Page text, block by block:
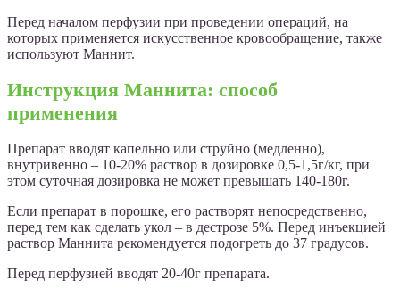
Перед началом перфузии при проведении операций, на
которых применяется искусственное кровообращение, также
используют Маннит.
Инструкция Маннита: способ
применения
Препарат вводят капельно или струйно (медленно),
внутривенно – 10-20% раствор в дозировке 0,5-1,5г/кг, при
этом суточная дозировка не может превышать 140-180г.
Если препарат в порошке, его растворят непосредственно,
перед тем как сделать укол – в дестрозе 5%. Перед инъекцией
раствор Маннита рекомендуется подогреть до 37 градусов.
Перед перфузией вводят 20-40г препарата.